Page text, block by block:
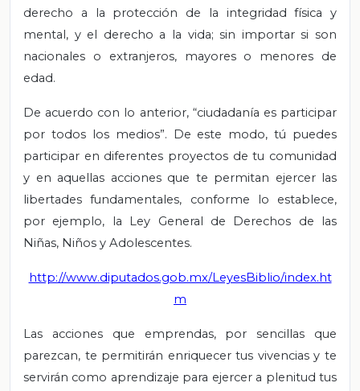
derecho a la protección de la integridad física y
mental, y el derecho a la vida; sin importar si son
nacionales o extranjeros, mayores o menores de
edad.
De acuerdo con lo anterior, “ciudadanía es participar
por todos los medios”. De este modo, tú puedes
participar en diferentes proyectos de tu comunidad
y en aquellas acciones que te permitan ejercer las
libertades fundamentales, conforme lo establece,
por ejemplo, la Ley General de Derechos de las
Niñas, Niños y Adolescentes.
http://www.diputados.gob.mx/LeyesBiblio/index.ht
m
Las acciones que emprendas, por sencillas que
parezcan, te permitirán enriquecer tus vivencias y te
servirán como aprendizaje para ejercer a plenitud tus